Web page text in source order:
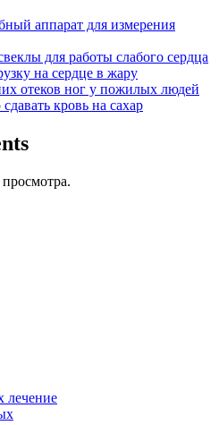
аппарат для измерения
для работы слабого сердца
на сердце в жару
отеков ног у пожилых людей
кровь на сахар
лечение